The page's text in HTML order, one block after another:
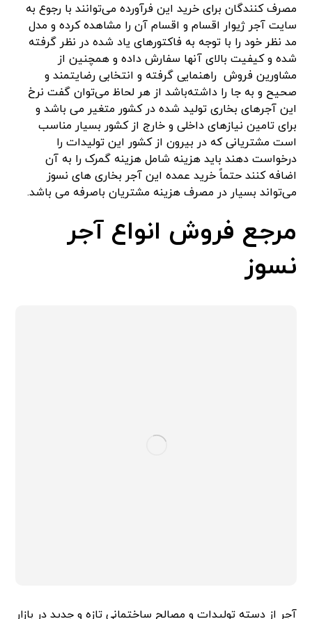
مصرف کنندگان برای خرید این فرآورده می‌توانند با رجوع به
سایت آجر ژیوار اقسام و اقسام آن را مشاهده کرده و مدل
مد نظر خود را با توجه به فاکتورهای یاد شده در نظر گرفته
شده و کیفیت بالای آنها سفارش داده و همچنین از
مشاورین فروش راهنمایی گرفته و انتخابی رضایتمند و
صحیح و به جا را داشته‌باشد از هر لحاظ می‌توان گفت نرخ
این آجرهای بخاری تولید شده در کشور متغیر می باشد و
برای تامین نیازهای داخلی و خارج از کشور بسیار مناسب
است مشتریانی که در بیرون از کشور این تولیدات را
درخواست دهند باید هزینه شامل هزینه گمرک را به آن
اضافه کنند حتماً خرید عمده این آجر بخاری های نسوز
می‌تواند بسیار در مصرف هزینه مشتریان باصرفه می باشد.
مرجع فروش انواع آجر
نسوز
آجر از دسته تولیدات و مصالح ساختمانی تازه و جدید در بازار